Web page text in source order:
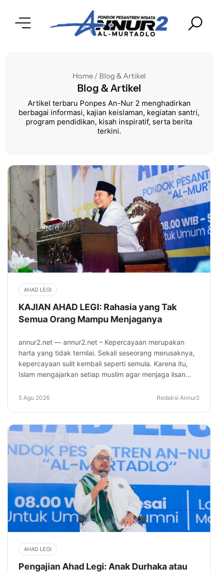
Home / Blog & Artikel
Blog & Artikel
Artikel terbaru Ponpes An-Nur 2 menghadirkan
berbagai informasi, kajian keislaman, kegiatan santri,
program pendidikan, kisah inspiratif, serta berita
terkini.
AHAD LEGI
KAJIAN AHAD LEGI: Rahasia yang Tak
Semua Orang Mampu Menjaganya
annur2.net — annur2.net – Kepercayaan merupakan
harta yang tidak ternilai. Sekali seseorang merusaknya,
kepercayaan sulit kembali seperti semula. Karena itu,
Islam mengajarkan setiap muslim agar menjaga lisan...
5 Agu 2026 Redaksi Annur2
AHAD LEGI
Pengajian Ahad Legi: Anak Durhaka atau